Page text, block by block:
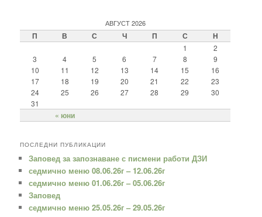
АВГУСТ 2026
П В С Ч П С Н
« юни
1
2
3
4 5 6 7 8
9
10
11 12 13 14 15
16
17
18 19 20 21 22
23
24
25 26 27 28 29
30
31
ПОСЛЕДНИ ПУБЛИКАЦИИ
Заповед за запознаване с писмени работи ДЗИ
седмично меню 08.06.26г – 12.06.26г
седмично меню 01.06.26г – 05.06.26г
Заповед
седмично меню 25.05.26г – 29.05.26г